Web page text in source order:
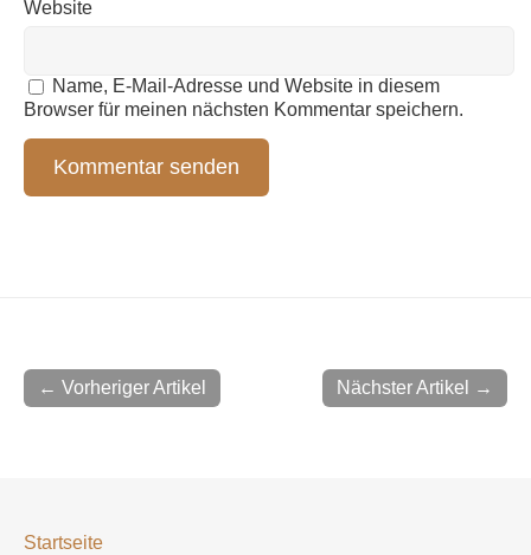
Website
Name, E-Mail-Adresse und Website in diesem
Browser für meinen nächsten Kommentar speichern.
Nächster Artikel →
← Vorheriger Artikel
Startseite